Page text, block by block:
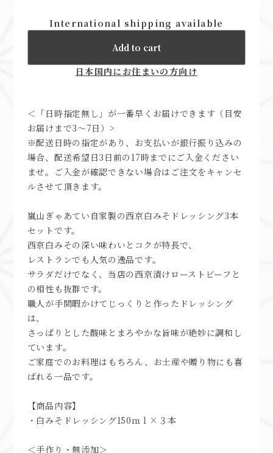
International shipping available
Add to cart
日本国内にお住まいの方向け
＜「日時指定無し」が一番早くお届けできます（目安
お届けまで3～7日）>
※配送日時の指定があり、お支払いが銀行振り込みの
場合、配送希望日3日前の17時までにご入金ください
ませ。ご入金が確認できない場合はご注文をキャンセ
ルさせて頂きます。
嵐山ぎゃあてい自家製の西京白みそドレッシング3本
セットです。
西京白みその深い味わいとコクが特長で、
レストランでも人気の逸品です。
サラダだけでなく、当店の西京漬けローストビーフと
の相性も抜群です。
職人が手間暇かけてじっくりと作ったドレッシング
は、
さっぱりとした酸味とまろやかな旨味が絶妙に調和し
ています。
ご家庭でのお料理はもちろん、お土産や贈り物にも喜
ばれる一品です。
【商品内容】
・白みそドレッシング150ｍｌ×３本
＜手作り・無添加＞